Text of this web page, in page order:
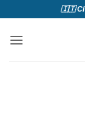
contenuti
🇮🇹 Ci